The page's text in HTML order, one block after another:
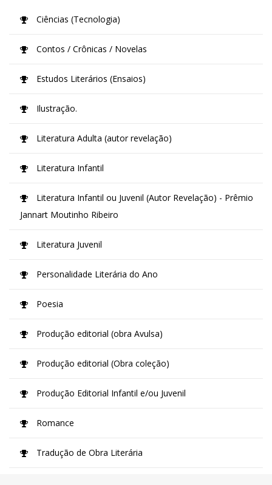
Ciências (Tecnologia)
Contos / Crônicas / Novelas
Estudos Literários (Ensaios)
Ilustração.
Literatura Adulta (autor revelação)
Literatura Infantil
Literatura Infantil ou Juvenil (Autor Revelação) - Prêmio
Jannart Moutinho Ribeiro
Literatura Juvenil
Personalidade Literária do Ano
Poesia
Produção editorial (obra Avulsa)
Produção editorial (Obra coleção)
Produção Editorial Infantil e/ou Juvenil
Romance
Tradução de Obra Literária